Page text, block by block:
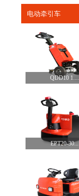
电动牵引车
QDD10 1....
EPT20-30...